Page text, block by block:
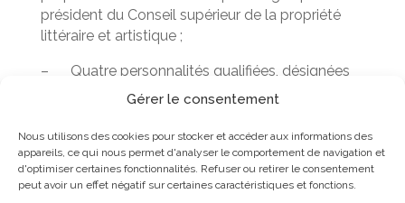
Gérer le consentement
Nous utilisons des cookies pour stocker et accéder aux informations des
appareils, ce qui nous permet d'analyser le comportement de navigation et
d'optimiser certaines fonctionnalités. Refuser ou retirer le consentement
peut avoir un effet négatif sur certaines caractéristiques et fonctions.
président du Conseil supérieur de la propriété
littéraire et artistique ;
– Quatre personnalités qualifiées, désignées
sur proposition conjointe des ministres chargés
consommation et de la culture.
20. Le président du collège est nommé parmi
les trois premiers, comme c’était le cas pour